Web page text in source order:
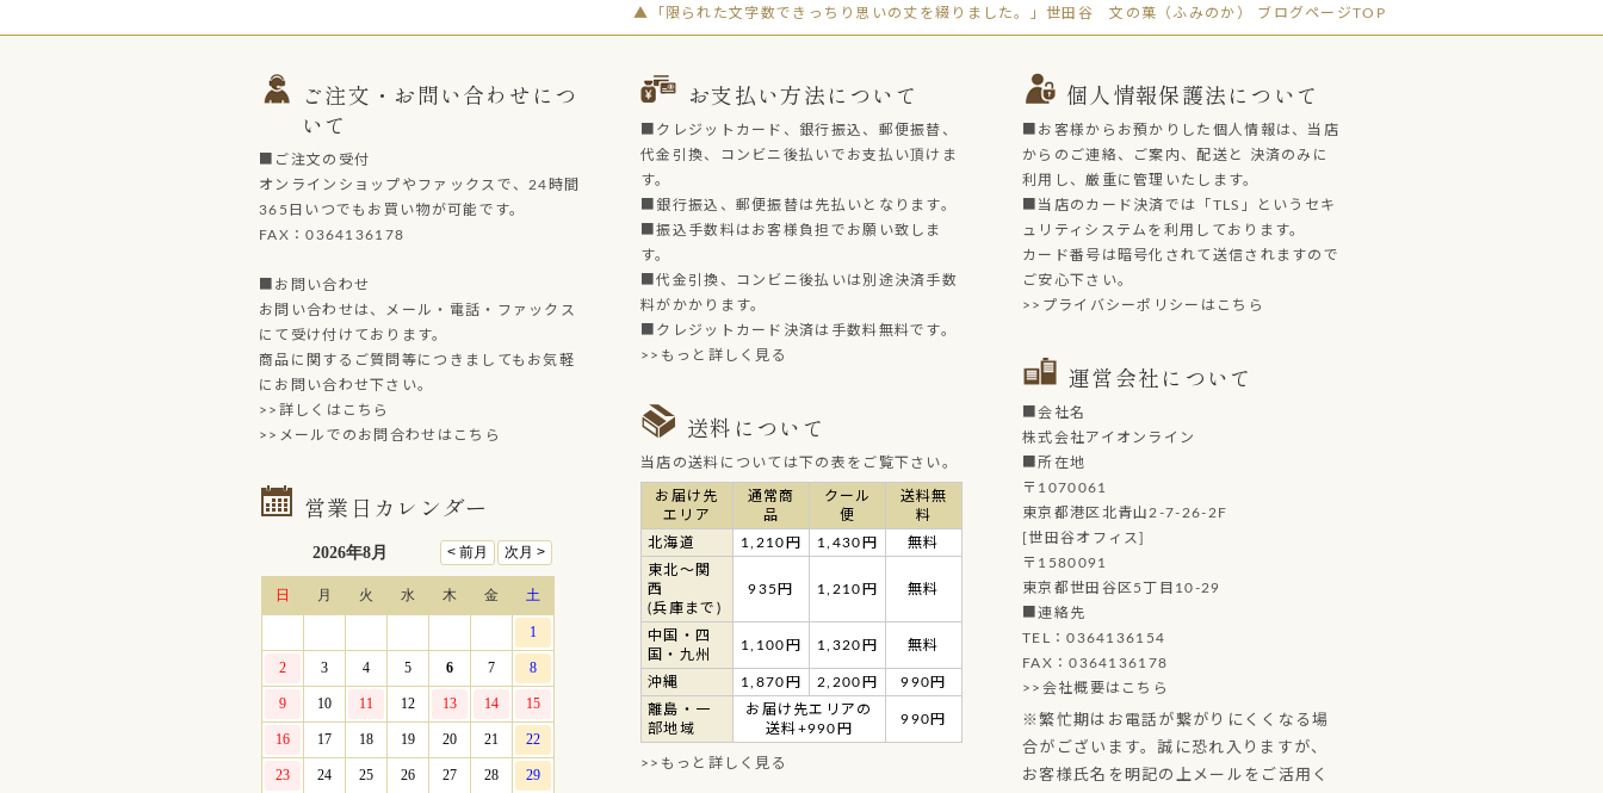
▲「限られた文字数できっちり思いの丈を綴りました。」世田谷 文の菓（ふみのか） ブログページTOP
ご注文・お問い合わせにつ
いて
■ご注文の受付
オンラインショップやファックスで、24時間
365日いつでもお買い物が可能です。
FAX：0364136178
■お問い合わせ
お問い合わせは、メール・電話・ファックス
にて受け付けております。
商品に関するご質問等につきましてもお気軽
にお問い合わせ下さい。
>>詳しくはこちら
>>メールでのお問合わせはこちら
営業日カレンダー
お支払い方法について
■クレジットカード、銀行振込、郵便振替、
代金引換、コンビニ後払いでお支払い頂けま
す。
■銀行振込、郵便振替は先払いとなります。
■振込手数料はお客様負担でお願い致しま
す。
■代金引換、コンビニ後払いは別途決済手数
料がかかります。
■クレジットカード決済は手数料無料です。
>>もっと詳しく見る
送料について
当店の送料については下の表をご覧下さい。
お届け先
エリア
通常商
品
クール
便
送料無
料
北海道
1,210円 1,430円
無料
東北～関
西
(兵庫まで)
935円 1,210円 無料
中国・四
国・九州
1,100円 1,320円 無料
沖縄 1,870円 2,200円
990円
離島・一
部地域
お届け先エリアの
送料+990円
990円
>>もっと詳しく見る
個人情報保護法について
■お客様からお預かりした個人情報は、当店
からのご連絡、ご案内、配送と 決済のみに
利用し、厳重に管理いたします。
■当店のカード決済では「TLS」というセキ
ュリティシステムを利用しております。
カード番号は暗号化されて送信されますので
ご安心下さい。
>>プライバシーポリシーはこちら
運営会社について
■会社名
株式会社アイオンライン
■所在地
〒1070061
東京都港区北青山2-7-26-2F
[世田谷オフィス]
〒1580091
東京都世田谷区5丁目10-29
■連絡先
TEL：0364136154
FAX：0364136178
>>会社概要はこちら
※繁忙期はお電話が繋がりにくくなる場
合がございます。誠に恐れ入りますが、
お客様氏名を明記の上メールをご活用く